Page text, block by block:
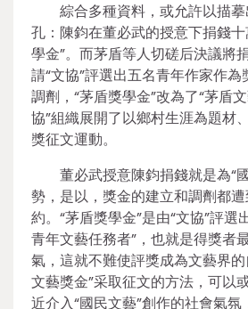
綜合多種資料，或允許以描
孔：陳鈞在董必武的授意下捐錢
學金”。而茅盾等人切磋后決議將
請“文協”評選出五名青年作家作
調劑，“茅盾獎學金”改為了“茅盾
協”組織展開了以鄉村生涯為題材
獎征文運動。
董必武授意陳鈞捐錢就是為“
勢，是以，獎金的建立和調劑都遭
約。“茅盾獎學金”是由“文協”評選
青年文藝任務者”，也就是得獎者
氣，這就不難使評獎成為文藝界
文藝獎金”采取征文的方法，可以
近介入“國民文藝”創作的社會氣氛